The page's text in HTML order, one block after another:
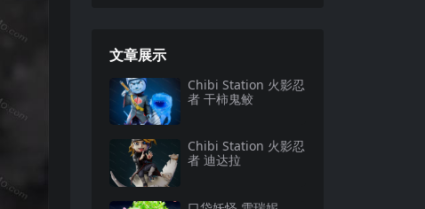
文章展示
Chibi Station 火影忍
者 干柿鬼鲛
Chibi Station 火影忍
者 迪达拉